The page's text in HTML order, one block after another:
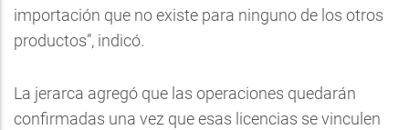
importación que no existe para ninguno de los otros
productos”, indicó.
La jerarca agregó que las operaciones quedarán
confirmadas una vez que esas licencias se vinculen